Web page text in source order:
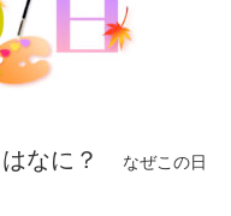
はなに？
なぜこの日